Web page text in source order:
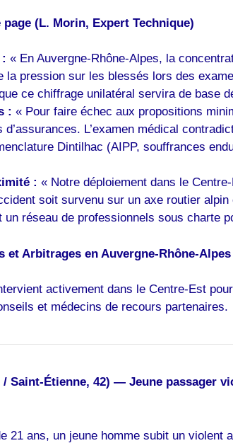
page (L. Morin, Expert Technique)
« En Auvergne-Rhône-Alpes, la
la pression sur les blessés lors des
ce chiffrage unilatéral servira de base
: « Pour faire échec aux propositions
L’examen médical
Dintilhac (AIPP, souffrances
: « Notre déploiement dans le
soit survenu sur un axe routier
réseau de professionnels sous charte
et Arbitrages en Auvergne-Rhône-Alpes
activement dans le Centre-Est
et médecins de recours partenaires.
Saint-Étienne, 42) — Jeune passager
21 ans, un jeune homme subit un violent